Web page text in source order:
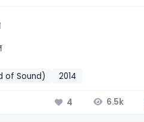
of Sound) 2014
4 6.5k